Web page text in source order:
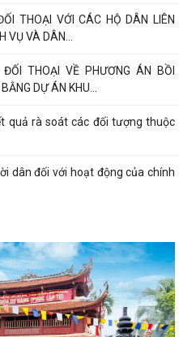
THOẠI VỚI CÁC HỘ DÂN LIÊN
VỤ VÀ DÂN...
THOẠI VỀ PHƯƠNG ÁN BỒI
DỰ ÁN KHU...
quả rà soát các đối tượng thuộc
dân đối với hoạt động của chính